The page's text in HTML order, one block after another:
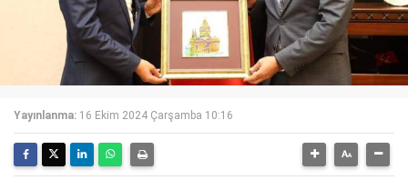
Yayınlanma: 16 Ekim 2024 Çarşamba 10:16